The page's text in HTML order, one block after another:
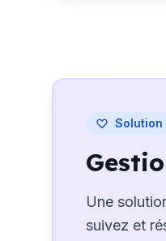
Solution
Une
suivez et